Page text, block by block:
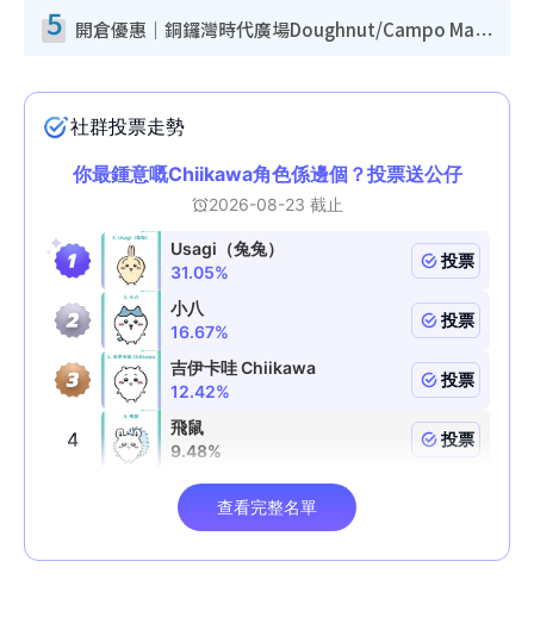
5 開倉優惠｜銅鑼灣時代廣場Doughnut/Campo Marzio開倉低至1折！背囊、書包、手袋劈價$200起